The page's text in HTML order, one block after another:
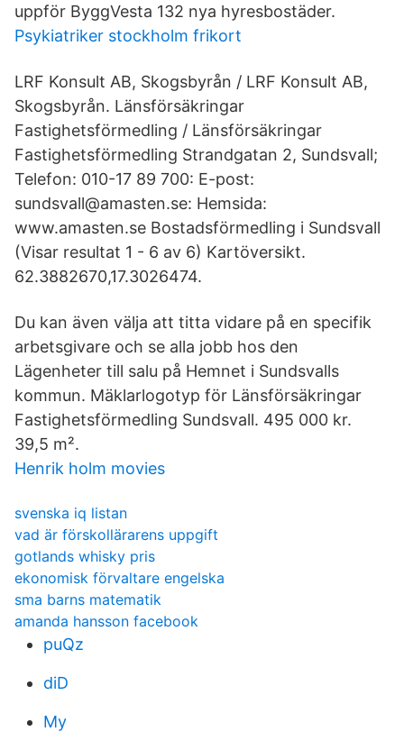
uppför ByggVesta 132 nya hyresbostäder.
Psykiatriker stockholm frikort
LRF Konsult AB, Skogsbyrån / LRF Konsult AB,
Skogsbyrån. Länsförsäkringar
Fastighetsförmedling / Länsförsäkringar
Fastighetsförmedling Strandgatan 2, Sundsvall;
Telefon: 010-17 89 700: E-post:
sundsvall@amasten.se: Hemsida:
www.amasten.se Bostadsförmedling i Sundsvall
(Visar resultat 1 - 6 av 6) Kartöversikt.
62.3882670,17.3026474.
Du kan även välja att titta vidare på en specifik
arbetsgivare och se alla jobb hos den
Lägenheter till salu på Hemnet i Sundsvalls
kommun. Mäklarlogotyp för Länsförsäkringar
Fastighetsförmedling Sundsvall. 495 000 kr.
39,5 m².
Henrik holm movies
svenska iq listan
vad är förskollärarens uppgift
gotlands whisky pris
ekonomisk förvaltare engelska
sma barns matematik
amanda hansson facebook
puQz
diD
My